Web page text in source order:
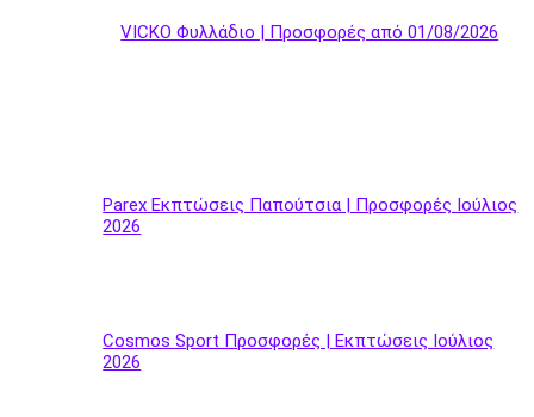
VICKO Φυλλάδιο | Προσφορές από 01/08/2026
Parex Εκπτώσεις Παπούτσια | Προσφορές Ιούλιος
2026
Cosmos Sport Προσφορές | Εκπτώσεις Ιούλιος
2026